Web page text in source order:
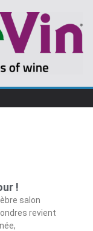
!
salon
revient